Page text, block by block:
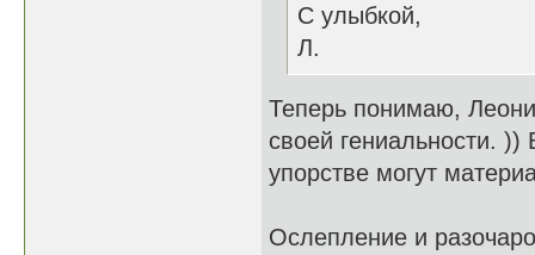
С улыбкой,
Л.
Теперь понимаю,
своей гениальности.
упорстве могут
Ослепление и